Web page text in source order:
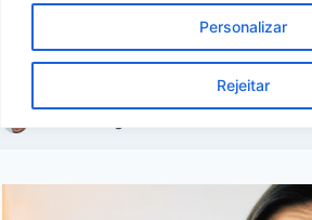
Personalizar
Rejeitar
impacto real da panela
conta no fim do